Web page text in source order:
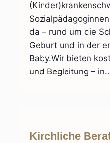
da – rund um die
Geburt und in der
Baby.Wir bieten
und Begleitung –
Kirchliche